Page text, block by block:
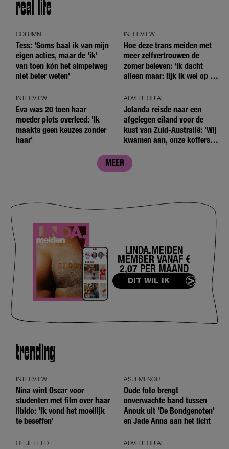
real life
COLUMN
Tess: 'Soms baal ik van mijn
eigen acties, maar de 'ik'
van toen kón het simpelweg
niet beter weten'
INTERVIEW
Hoe deze trans meiden met
meer zelfvertrouwen de
zomer beleven: ‘Ik dacht
alleen maar: lijk ik wel op de
INTERVIEW
Eva was 20 toen haar
moeder plots overleed: 'Ik
maakte geen keuzes zonder
haar'
ADVERTORIAL
Jolanda reisde naar een
afgelegen eiland voor de
kust van Zuid-Australië: 'Wij
kwamen aan, onze koffers
MEER
LINDA.MEIDEN
MEMBER VANAF €
2,07 PER MAAND
DIT WIL IK
trending
INTERVIEW
Nina wint Oscar voor
studenten met film over haar
libido: 'Ik vond het moeilijk
te beseffen'
ASJEMENOU
Oude foto brengt
onverwachte band tussen
Anouk uit 'De Bondgenoten'
en Jade Anna aan het licht
OP JE FEED ADVERTORIAL